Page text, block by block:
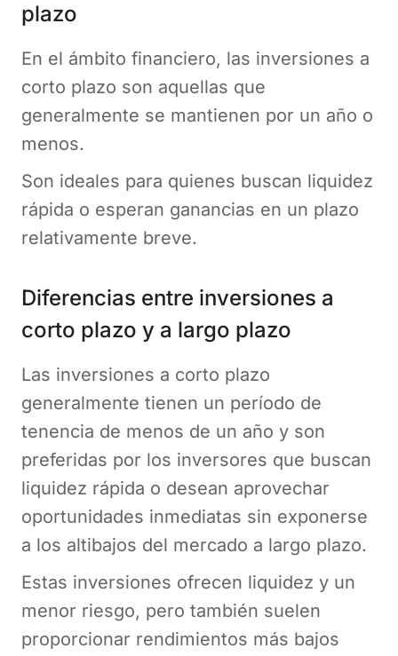
plazo
En el ámbito financiero, las inversiones a
corto plazo son aquellas que
generalmente se mantienen por un año o
menos.
Son ideales para quienes buscan liquidez
rápida o esperan ganancias en un plazo
relativamente breve.
Diferencias entre inversiones a
corto plazo y a largo plazo
Las inversiones a corto plazo
generalmente tienen un período de
tenencia de menos de un año y son
preferidas por los inversores que buscan
liquidez rápida o desean aprovechar
oportunidades inmediatas sin exponerse
a los altibajos del mercado a largo plazo.
Estas inversiones ofrecen liquidez y un
menor riesgo, pero también suelen
proporcionar rendimientos más bajos